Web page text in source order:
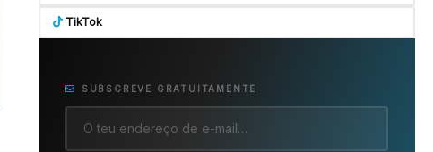
TikTok
SUBSCREVE GRATUITAMENTE